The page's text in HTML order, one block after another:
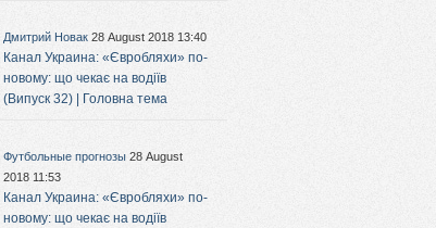
Дмитрий Новак 28 August 2018 13:40
Канал Украина: «Євробляхи» по-
новому: що чекає на водіїв
(Випуск 32) | Головна тема
Футбольные прогнозы 28 August
2018 11:53
Канал Украина: «Євробляхи» по-
новому: що чекає на водіїв